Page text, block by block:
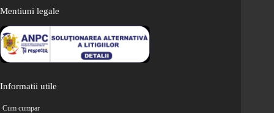
Mentiuni legale
Informatii utile
Cum cumpar